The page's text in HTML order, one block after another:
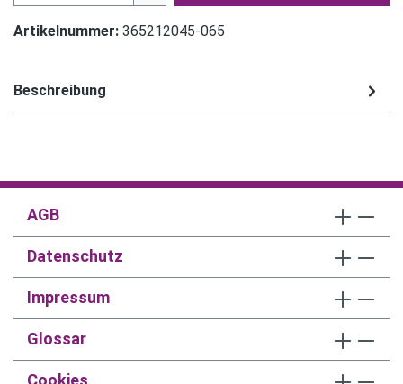
Artikelnummer: 365212045-065
Beschreibung
AGB
Datenschutz
Impressum
Glossar
Cookies